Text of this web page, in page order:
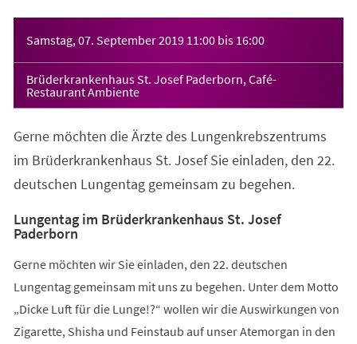
Samstag, 07. September 2019 11:00 bis 16:00
Brüderkrankenhaus St. Josef Paderborn, Café-
Restaurant Ambiente
Gerne möchten die Ärzte des Lungenkrebszentrums
im Brüderkrankenhaus St. Josef Sie einladen, den 22.
deutschen Lungentag gemeinsam zu begehen.
Lungentag im Brüderkrankenhaus St. Josef
Paderborn
Gerne möchten wir Sie einladen, den 22. deutschen
Lungentag gemeinsam mit uns zu begehen. Unter dem Motto
„Dicke Luft für die Lunge!?“ wollen wir die Auswirkungen von
Zigarette, Shisha und Feinstaub auf unser Atemorgan in den